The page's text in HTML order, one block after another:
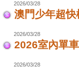
2026/03/28
澳門少年超快
2026/03/28
2026室內單
2026/03/28